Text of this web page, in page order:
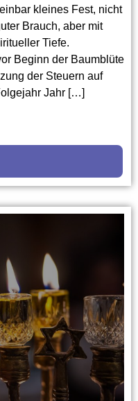
kleines Fest, nicht
Brauch, aber mit
Tiefe.
Beginn der Baumblüte
der Steuern auf
Jahr […]